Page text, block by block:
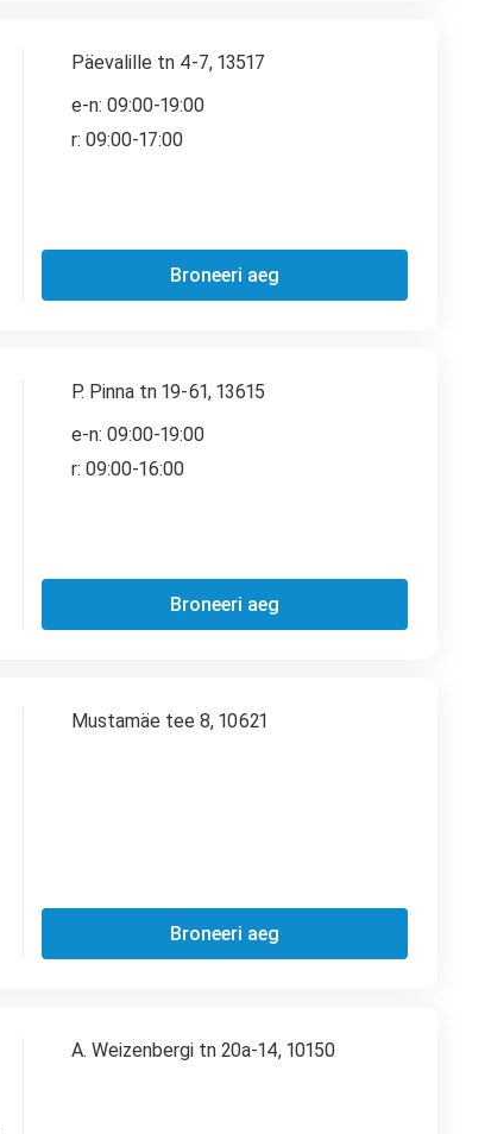
Päevalille tn 4-7, 13517
e-n: 09:00-19:00
r: 09:00-17:00
Broneeri aeg
P. Pinna tn 19-61, 13615
e-n: 09:00-19:00
r: 09:00-16:00
Broneeri aeg
Mustamäe tee 8, 10621
Broneeri aeg
A. Weizenbergi tn 20a-14, 10150